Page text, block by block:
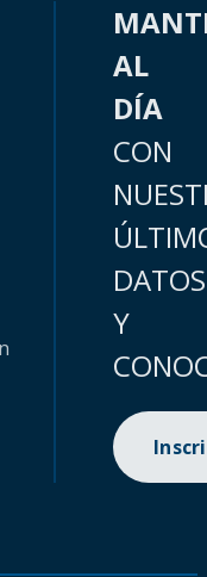
AL
DÍA
CON
DATOS
Y